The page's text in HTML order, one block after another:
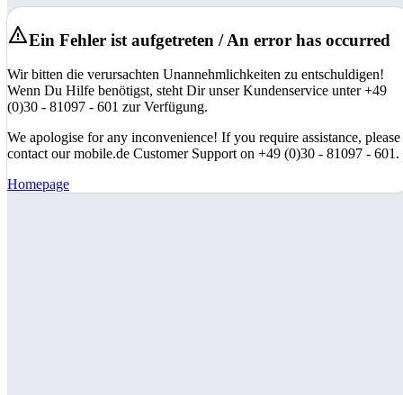
Ein Fehler ist aufgetreten / An error has occurred
Wir bitten die verursachten Unannehmlichkeiten zu entschuldigen!
Wenn Du Hilfe benötigst, steht Dir unser Kundenservice unter +49
(0)30 - 81097 - 601 zur Verfügung.
We apologise for any inconvenience! If you require assistance, please
contact our mobile.de Customer Support on +49 (0)30 - 81097 - 601.
Homepage